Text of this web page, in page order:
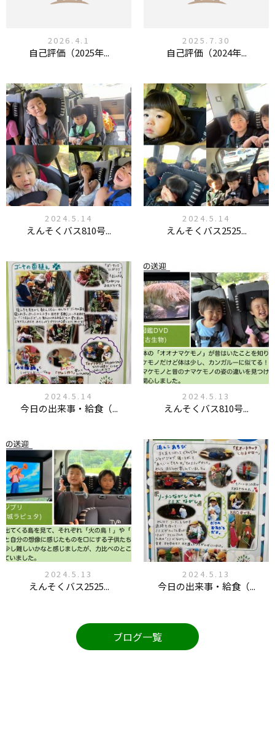
2026.4.1
自己評価（2025年...
2025.7.30
自己評価（2024年...
2024.5.14
えんそくバス810号...
2024.5.14
えんそくバス2525...
2024.5.14
今日の出来事・給食（...
2024.5.13
えんそくバス810号...
2024.5.13
えんそくバス2525...
2024.5.13
今日の出来事・給食（...
ブログ一覧